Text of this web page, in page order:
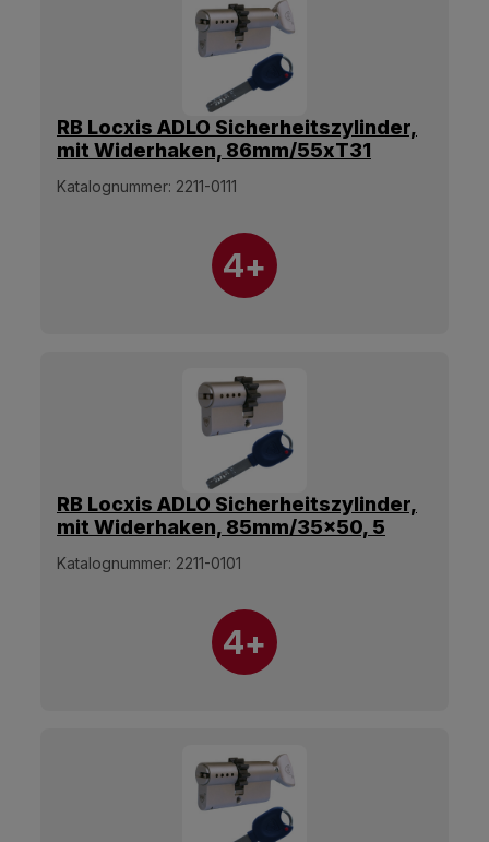
RB Locxis ADLO Sicherheitszylinder,
mit Widerhaken, 86mm/55xT31
Katalognummer: 2211-0111
4+
RB Locxis ADLO Sicherheitszylinder,
mit Widerhaken, 85mm/35x50, 5
Katalognummer: 2211-0101
4+